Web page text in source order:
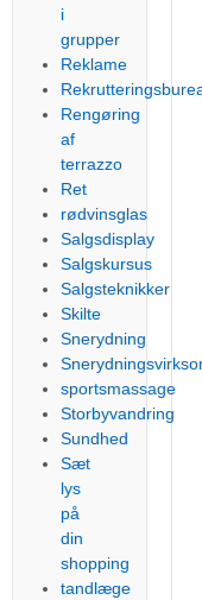
i
grupper
Reklame
Rengøring
af
terrazzo
Ret
rødvinsglas
Salgsdisplay
Salgskursus
Salgsteknikker
Skilte
Snerydning
sportsmassage
Storbyvandring
Sundhed
Sæt
lys
på
din
shopping
tandlæge